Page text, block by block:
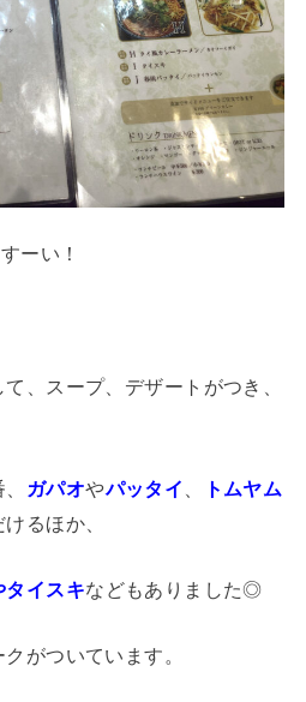
ーい！
、スープ、デザートがつき、
ガパオやパッタイ
トムヤム
るほか、
タイスキなどもありました◎
がついています。